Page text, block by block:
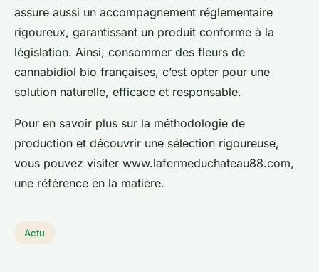
assure aussi un accompagnement réglementaire
rigoureux, garantissant un produit conforme à la
législation. Ainsi, consommer des fleurs de
cannabidiol bio françaises, c’est opter pour une
solution naturelle, efficace et responsable.
Pour en savoir plus sur la méthodologie de
production et découvrir une sélection rigoureuse,
vous pouvez visiter www.lafermeduchateau88.com,
une référence en la matière.
Actu